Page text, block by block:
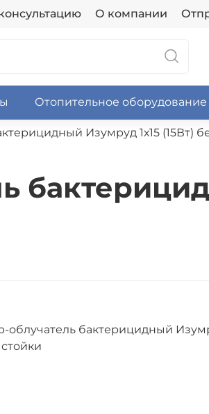
О компании
Отопительное оборудование
Изумруд 1х15 (15Вт)
облучатель бактерицидный
стойки